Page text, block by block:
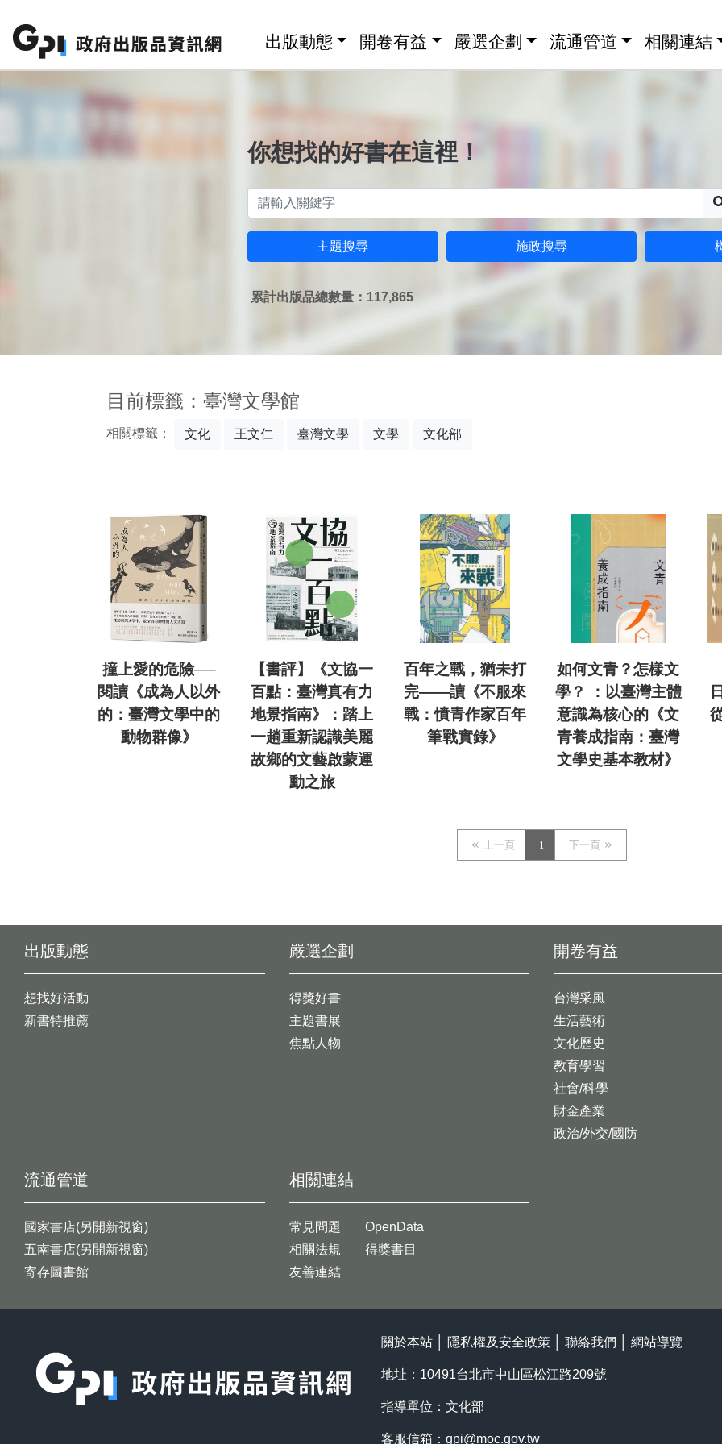
出版動態 開卷有益 嚴選企劃 流通管道 相關連結
你想找的好書在這裡！
主題搜尋 施政搜尋
累計出版品總數量：117,865
目前標籤：臺灣文學館
相關標籤： 文化 王文仁 臺灣文學 文學 文化部
撞上愛的危險──
閱讀《成為人以外
的：臺灣文學中的
動物群像》
【書評】《文協一
百點：臺灣真有力
地景指南》：踏上
一趟重新認識美麗
故鄉的文藝啟蒙運
動之旅
百年之戰，猶未打
完——讀《不服來
戰：憤青作家百年
筆戰實錄》
如何文青？怎樣文
學？ ：以臺灣主體
意識為核心的《文
青養成指南：臺灣
文學史基本教材》
上一頁 1 下一頁
出版動態
想找好活動
新書特推薦
開卷有益
台灣采風
生活藝術
文化歷史
教育學習
社會/科學
財金產業
政治/外交/國防
嚴選企劃
得獎好書
主題書展
焦點人物
流通管道
國家書店(另開新視窗)
五南書店(另開新視窗)
寄存圖書館
相關連結
常見問題
相關法規
友善連結
OpenData
得獎書目
關於本站 隱私權及安全政策 聯絡我們 網站導覽
地址：10491台北市中山區松江路209號
指導單位：文化部
客服信箱： gpi@moc.gov.tw